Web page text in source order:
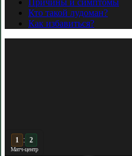
Кто такой лудоман?
Как избавиться?
2 : 2
Матч-центр